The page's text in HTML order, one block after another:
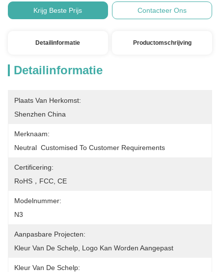
Krijg Beste Prijs Contacteer Ons
Detailinformatie Productomschrijving
Detailinformatie
Plaats Van Herkomst:
Shenzhen China
Merknaam:
Neutral  Customised To Customer Requirements
Certificering:
RoHS，FCC, CE
Modelnummer:
N3
Aanpasbare Projecten:
Kleur Van De Schelp, Logo Kan Worden Aangepast
Kleur Van De Schelp: